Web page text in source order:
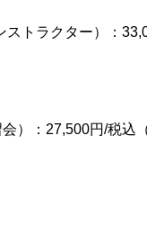
トラクター）：
）：27,500円/税込